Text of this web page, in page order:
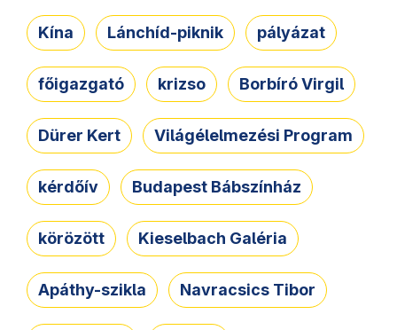
Kína Lánchíd-piknik pályázat
főigazgató krizso Borbíró Virgil
Dürer Kert Világélelmezési Program
kérdőív Budapest Bábszínház
körözött Kieselbach Galéria
Apáthy-szikla Navracsics Tibor